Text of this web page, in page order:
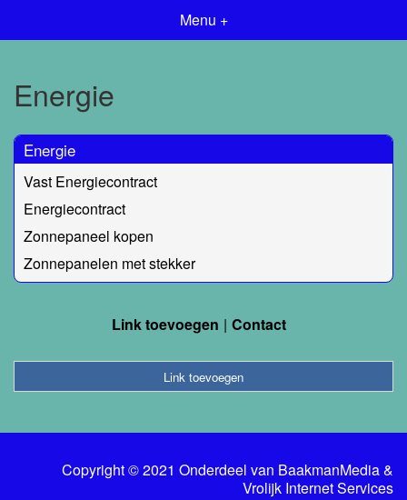
Menu +
Energie
Energie
Vast Energiecontract
Energiecontract
Zonnepaneel kopen
Zonnepanelen met stekker
Link toevoegen Contact
Link toevoegen
Copyright © 2021 Onderdeel van BaakmanMedia&
Vrolijk Internet Services